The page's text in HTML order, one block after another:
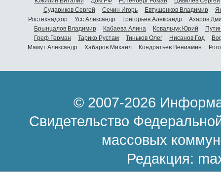
Судариков Сергей
Сечин Игорь Евтушенков Владимир
Ростехнадзор
Усс Александр Григорьев Александр
Азаров
Брынцалов Владимир
Кабаева Алина Ковальчук Юрий
Греф Герман
Тарико Рустам Тиньков Олег Нисанов Год
Мамут Александр
Хабаров Михаил Кондратьев Вениамин
© 2007-2026
Свидетельство
массовых
Редакция: